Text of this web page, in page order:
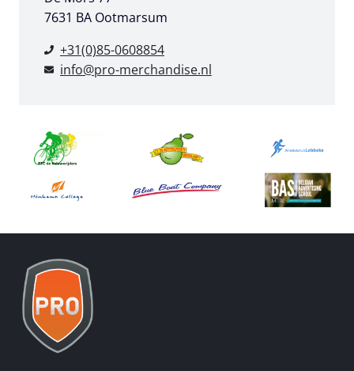
7631 BA Ootmarsum
+31(0)85-0608854
info@pro-merchandise.nl